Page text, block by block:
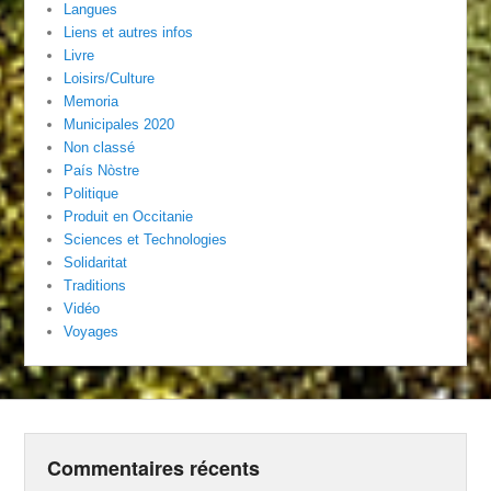
Langues
Liens et autres infos
Livre
Loisirs/Culture
Memoria
Municipales 2020
Non classé
País Nòstre
Politique
Produit en Occitanie
Sciences et Technologies
Solidaritat
Traditions
Vidéo
Voyages
Commentaires récents